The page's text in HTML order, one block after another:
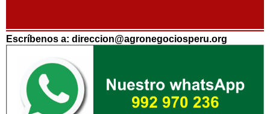
Escríbenos a: direccion@agronegociosperu.org